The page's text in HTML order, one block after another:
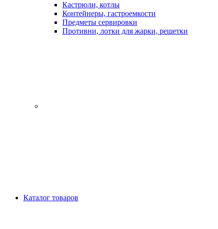
Кастрюли, котлы
Контейнеры, гастроемкости
Предметы сервировки
Противни, лотки для жарки, решетки
Каталог товаров